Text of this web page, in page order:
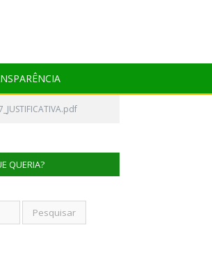
QUERIA?